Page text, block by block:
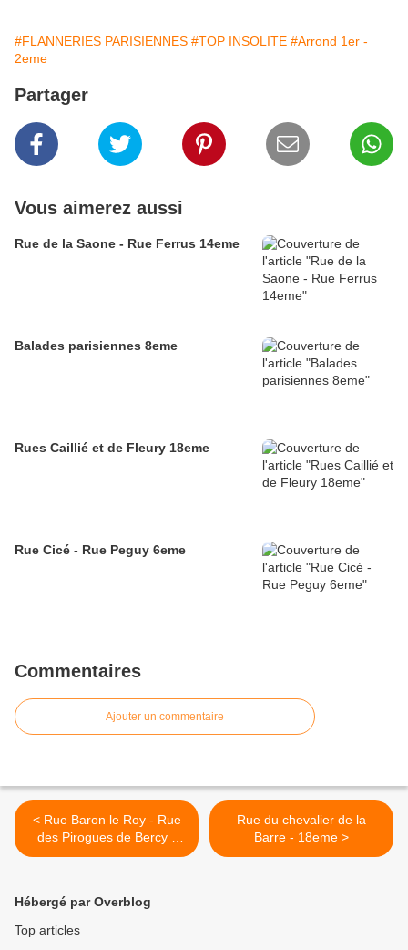
#FLANNERIES PARISIENNES #TOP INSOLITE #Arrond 1er -
2eme
Partager
Vous aimerez aussi
Rue de la Saone - Rue Ferrus 14eme
Balades parisiennes 8eme
Rues Caillié et de Fleury 18eme
Rue Cicé - Rue Peguy 6eme
Commentaires
Ajouter un commentaire
< Rue Baron le Roy - Rue
des Pirogues de Bercy -
Avenue des Terroirs de
Rue du chevalier de la
Barre - 18eme >
Hébergé par Overblog
Top articles